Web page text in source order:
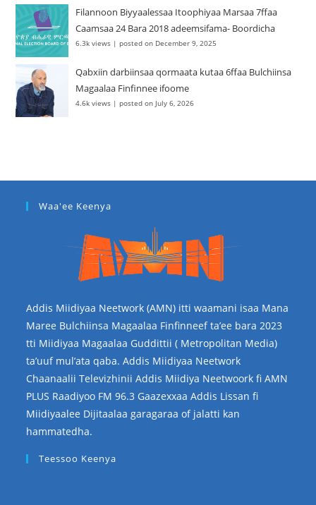
Filannoon Biyyaalessaa Itoophiyaa Marsaa 7ffaa
Caamsaa 24 Bara 2018 adeemsifama- Boordicha
6.3k views |posted on December 9, 2025
Qabxiin darbiinsaa qormaata kutaa 6ffaa Bulchiinsa
Magaalaa Finfinnee ifoome
4.6k views |posted on July 6, 2026
Waa'ee Keenya
Addis Miidiyaa Neetwork (AMN) itti waamani isaa Mana
Maree Bulchiinsa Magaalaa Finfinneef ta’ee bara 2023
tti Miidiyaa Magaalaa Guddittii ( Metropolitan Media)
ta’uuf mul’ata qaba. Addis Miidiyaa Neetwork
Chaanaalii Televizhinii Addis Miidiya Neetwoork fi AMN
PLUS Raadiyoo FM 96.3 Gaazexxaa Addis Lissan fi
Miidiyaalee Dijitaalaa garagaraa of jalatti kan
hammatedha.
Teessoo Keenya